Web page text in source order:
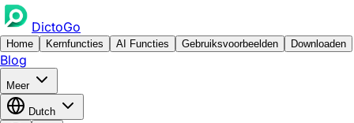
DictoGo
Home Kernfuncties AI Functies Gebruiksvoorbeelden Downloaden
Blog
Meer
Dutch